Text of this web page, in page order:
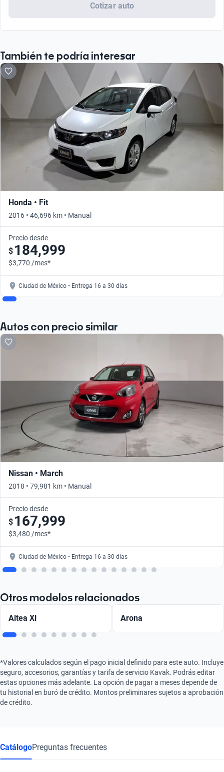
Cotizar auto
También te podría interesar
Honda • Fit
2016 • 46,696 km • Manual
Precio desde
$ 184,999
$3,770 /mes*
Ciudad de México • Entrega 16 a 30 días
Autos con precio similar
Nissan • March
2018 • 79,981 km • Manual
Precio desde
$ 167,999
$3,480 /mes*
Ciudad de México • Entrega 16 a 30 días
Otros modelos relacionados
Altea Xl Arona
*Valores calculados según el pago inicial definido para este auto. Incluye
seguro, accesorios, garantías y tarifa de servicio Kavak. Podrás editar
estas opciones más adelante. La opción de pagar a meses depende de
tu historial en buró de crédito. Montos preliminares sujetos a aprobación
de crédito.
CatálogoPreguntas frecuentes